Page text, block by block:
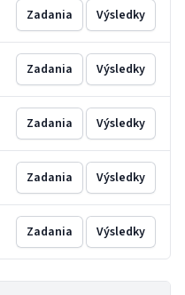
Zadania Výsledky
Zadania Výsledky
Zadania Výsledky
Zadania Výsledky
Zadania Výsledky